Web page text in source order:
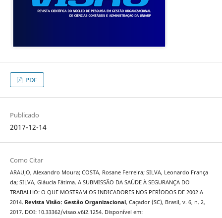
PDF
Publicado
2017-12-14
Como Citar
ARAUJO, Alexandro Moura; COSTA, Rosane Ferreira; SILVA, Leonardo França
da; SILVA, Gláucia Fátima. A SUBMISSÃO DA SAÚDE À SEGURANÇA DO
TRABALHO: O QUE MOSTRAM OS INDICADORES NOS PERÍODOS DE 2002 A
2014. Revista Visão: Gestão Organizacional, Caçador (SC), Brasil, v. 6, n. 2,
2017. DOI: 10.33362/visao.v6i2.1254. Disponível em: